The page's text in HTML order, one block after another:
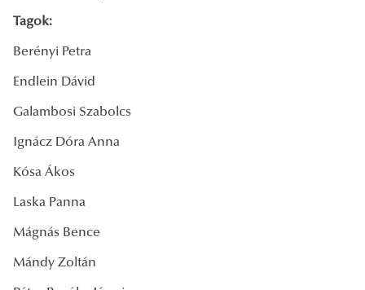
Tagok:
Berényi Petra
Endlein Dávid
Galambosi Szabolcs
Ignácz Dóra Anna
Kósa Ákos
Laska Panna
Mágnás Bence
Mándy Zoltán